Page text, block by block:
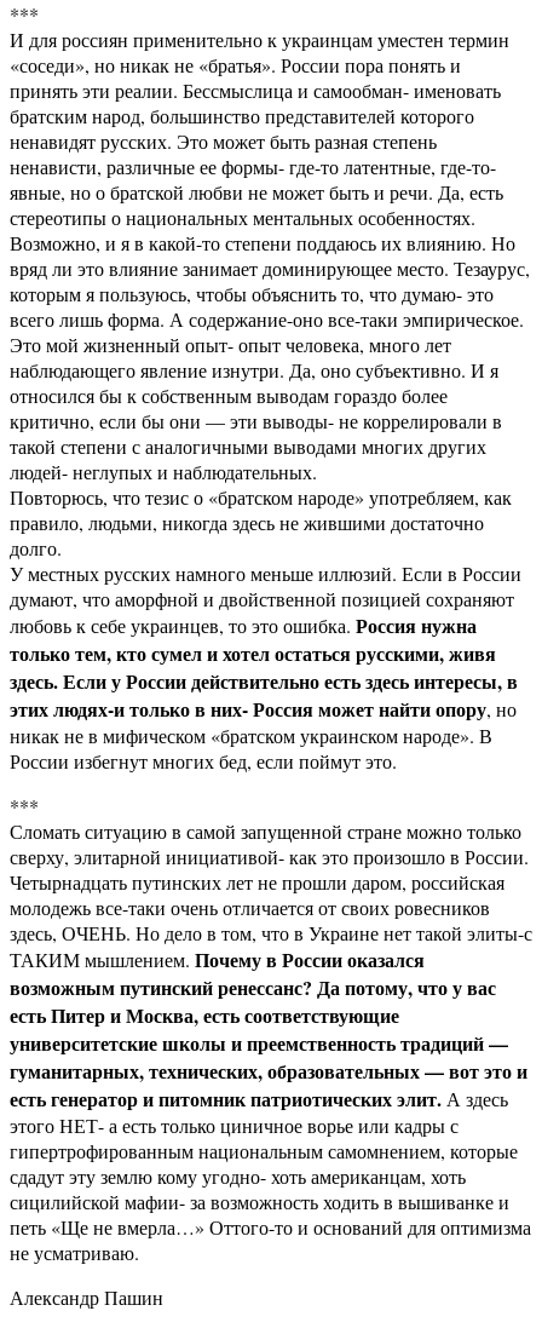
***
И для россиян применительно к украинцам уместен термин
«соседи», но никак не «братья». России пора понять и
принять эти реалии. Бессмыслица и самообман- именовать
братским народ, большинство представителей которого
ненавидят русских. Это может быть разная степень
ненависти, различные ее формы- где-то латентные, где-то-
явные, но о братской любви не может быть и речи. Да, есть
стереотипы о национальных ментальных особенностях.
Возможно, и я в какой-то степени поддаюсь их влиянию. Но
вряд ли это влияние занимает доминирующее место. Тезаурус,
которым я пользуюсь, чтобы объяснить то, что думаю- это
всего лишь форма. А содержание-оно все-таки эмпирическое.
Это мой жизненный опыт- опыт человека, много лет
наблюдающего явление изнутри. Да, оно субъективно. И я
относился бы к собственным выводам гораздо более
критично, если бы они — эти выводы- не коррелировали в
такой степени с аналогичными выводами многих других
людей- неглупых и наблюдательных.
Повторюсь, что тезис о «братском народе» употребляем, как
правило, людьми, никогда здесь не жившими достаточно
долго.
У местных русских намного меньше иллюзий. Если в России
думают, что аморфной и двойственной позицией сохраняют
любовь к себе украинцев, то это ошибка. Россия нужна
только тем, кто сумел и хотел остаться русскими, живя
здесь. Если у России действительно есть здесь интересы, в
этих людях-и только в них- Россия может найти опору, но
никак не в мифическом «братском украинском народе». В
России избегнут многих бед, если поймут это.
***
Сломать ситуацию в самой запущенной стране можно только
сверху, элитарной инициативой- как это произошло в России.
Четырнадцать путинских лет не прошли даром, российская
молодежь все-таки очень отличается от своих ровесников
здесь, ОЧЕНЬ. Но дело в том, что в Украине нет такой элиты-с
ТАКИМ мышлением. Почему в России оказался
возможным путинский ренессанс? Да потому, что у вас
есть Питер и Москва, есть соответствующие
университетские школы и преемственность традиций —
гуманитарных, технических, образовательных — вот это и
есть генератор и питомник патриотических элит.А здесь
этого НЕТ- а есть только циничное ворье или кадры с
гипертрофированным национальным самомнением, которые
сдадут эту землю кому угодно- хоть американцам, хоть
сицилийской мафии- за возможность ходить в вышиванке и
петь «Ще не вмерла…» Оттого-то и оснований для оптимизма
не усматриваю.
Александр Пашин